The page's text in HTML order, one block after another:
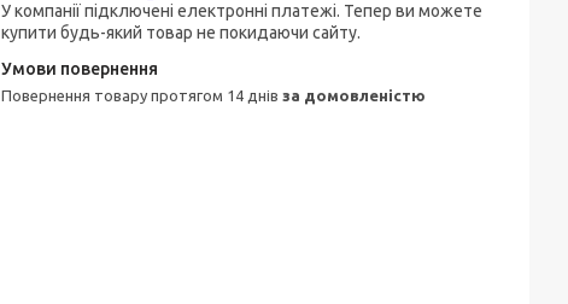
У компанії підключені електронні платежі. Тепер ви можете
купити будь-який товар не покидаючи сайту.
повернення товару протягом 14 днів за домовленістю